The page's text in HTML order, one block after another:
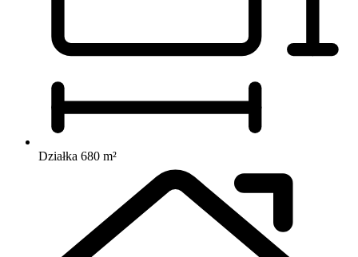
Działka 680 m²